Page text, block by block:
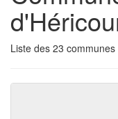
Liste des 23